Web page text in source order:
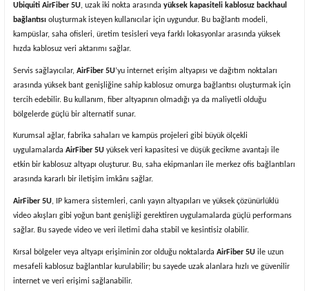
Ubiquiti AirFiber 5U, uzak iki nokta arasında yüksek kapasiteli kablosuz backhaul
bağlantısı oluşturmak isteyen kullanıcılar için uygundur. Bu bağlantı modeli,
kampüslar, saha ofisleri, üretim tesisleri veya farklı lokasyonlar arasında yüksek
hızda kablosuz veri aktarımı sağlar.
Servis sağlayıcılar, AirFiber 5U’yu internet erişim altyapısı ve dağıtım noktaları
arasında yüksek bant genişliğine sahip kablosuz omurga bağlantısı oluşturmak için
tercih edebilir. Bu kullanım, fiber altyapının olmadığı ya da maliyetli olduğu
bölgelerde güçlü bir alternatif sunar.
Kurumsal ağlar, fabrika sahaları ve kampüs projeleri gibi büyük ölçekli
uygulamalarda AirFiber 5U yüksek veri kapasitesi ve düşük gecikme avantajı ile
etkin bir kablosuz altyapı oluşturur. Bu, saha ekipmanları ile merkez ofis bağlantıları
arasında kararlı bir iletişim imkânı sağlar.
AirFiber 5U, IP kamera sistemleri, canlı yayın altyapıları ve yüksek çözünürlüklü
video akışları gibi yoğun bant genişliği gerektiren uygulamalarda güçlü performans
sağlar. Bu sayede video ve veri iletimi daha stabil ve kesintisiz olabilir.
Kırsal bölgeler veya altyapı erişiminin zor olduğu noktalarda AirFiber 5U ile uzun
mesafeli kablosuz bağlantılar kurulabilir; bu sayede uzak alanlara hızlı ve güvenilir
internet ve veri erişimi sağlanabilir.